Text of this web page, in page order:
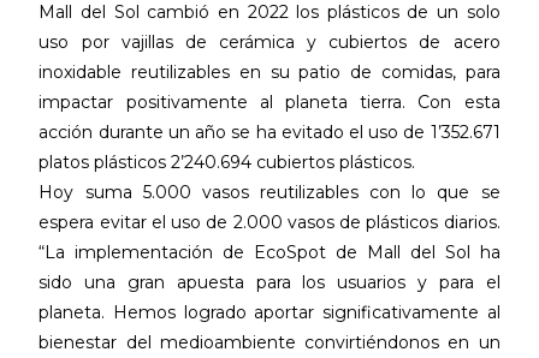
Mall del Sol cambió en 2022 los plásticos de un solo
uso por vajillas de cerámica y cubiertos de acero
inoxidable reutilizables en su patio de comidas, para
impactar positivamente al planeta tierra. Con esta
acción durante un año se ha evitado el uso de 1’352.671
platos plásticos 2’240.694 cubiertos plásticos.
Hoy suma 5.000 vasos reutilizables con lo que se
espera evitar el uso de 2.000 vasos de plásticos diarios.
“La implementación de EcoSpot de Mall del Sol ha
sido una gran apuesta para los usuarios y para el
planeta. Hemos logrado aportar significativamente al
bienestar del medioambiente convirtiéndonos en un